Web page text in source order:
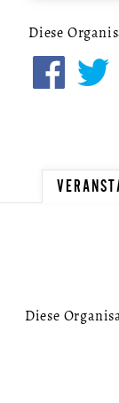
Diese
Diese